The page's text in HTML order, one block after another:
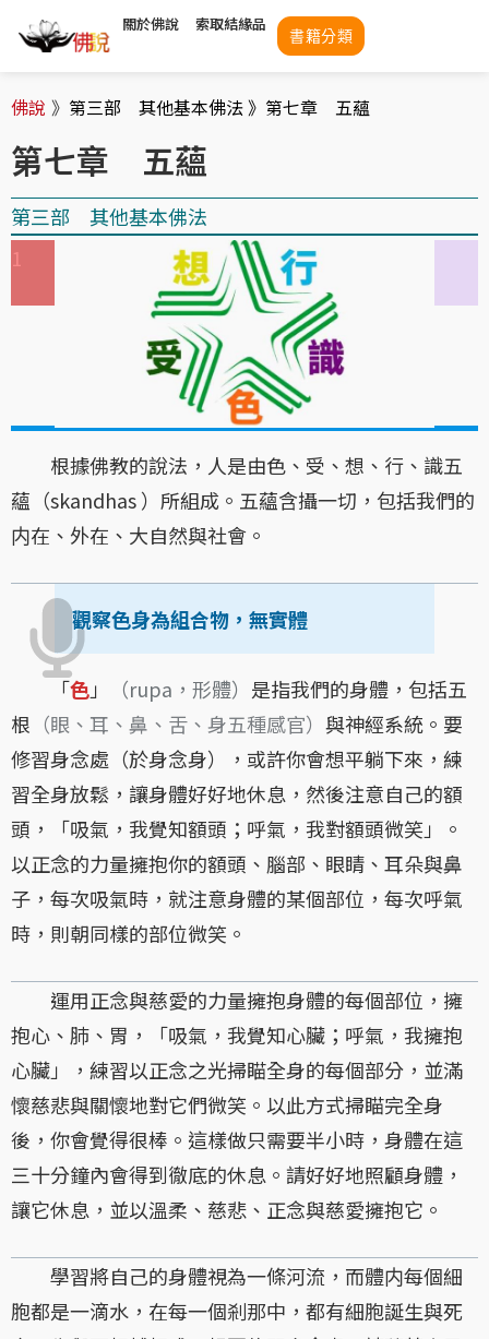
關於佛說 索取結緣品
書籍分類
佛說 》 第三部 其他基本佛法 》 第七章 五蘊
第七章 五蘊
第三部 其他基本佛法
1
1 1
根據佛教的說法，人是由色、受、想、行、識五
蘊（skandhas ）所組成。五蘊含攝一切，包括我們的
内在、外在、大自然與社會。
觀察色身為組合物，無實體
「色」 （rupa，形體） 是指我們的身體，包括五
根 （眼、耳、鼻、舌、身五種感官） 與神經系統。要
修習身念處（於身念身），或許你會想平躺下來，練
習全身放鬆，讓身體好好地休息，然後注意自己的額
頭，「吸氣，我覺知額頭；呼氣，我對額頭微笑」。
以正念的力量擁抱你的額頭、腦部、眼睛、耳朵與鼻
子，每次吸氣時，就注意身體的某個部位，每次呼氣
時，則朝同樣的部位微笑。
運用正念與慈愛的力量擁抱身體的每個部位，擁
抱心、肺、胃，「吸氣，我覺知心臟；呼氣，我擁抱
心臟」，練習以正念之光掃瞄全身的每個部分，並滿
懷慈悲與關懷地對它們微笑。以此方式掃瞄完全身
後，你會覺得很棒。這樣做只需要半小時，身體在這
三十分鐘內會得到徹底的休息。請好好地照顧身體，
讓它休息，並以溫柔、慈悲、正念與慈愛擁抱它。
學習將自己的身體視為一條河流，而體内每個細
胞都是一滴水，在每一個剎那中，都有細胞誕生與死